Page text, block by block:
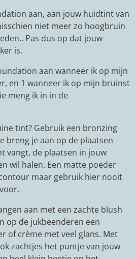
aan, aan jouw huidtint van
niet meer zo hoogbruin
Pas dus op dat jouw
is.
aan wanneer ik op mijn
en 1 wanneer ik op mijn bruinst
meng ik in in de
tint? Gebruik een bronzing
breng je aan op de plaatsen
vangt, de plaatsen in jouw
wil halen. Een matte poeder
maar gebruik hier nooit
aan met een zachte blush
op de jukbeenderen een
of crème met veel glans. Met
zachtjes het puntje van jouw